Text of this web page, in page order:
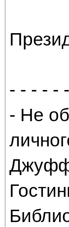
- - - - -
- Не